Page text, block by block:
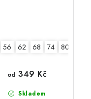
56 62 68 74 80
Skladem
od 349 Kč